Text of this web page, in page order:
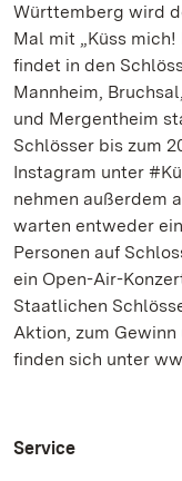
Württemberg wird
Mal mit „Küss
findet in den
Mannheim,
und Mergentheim
Schlösser bis zum
Instagram unter
nehmen außerdem
warten entweder
Personen auf
ein Open-Air-
Staatlichen
Aktion, zum
finden sich unter
Service